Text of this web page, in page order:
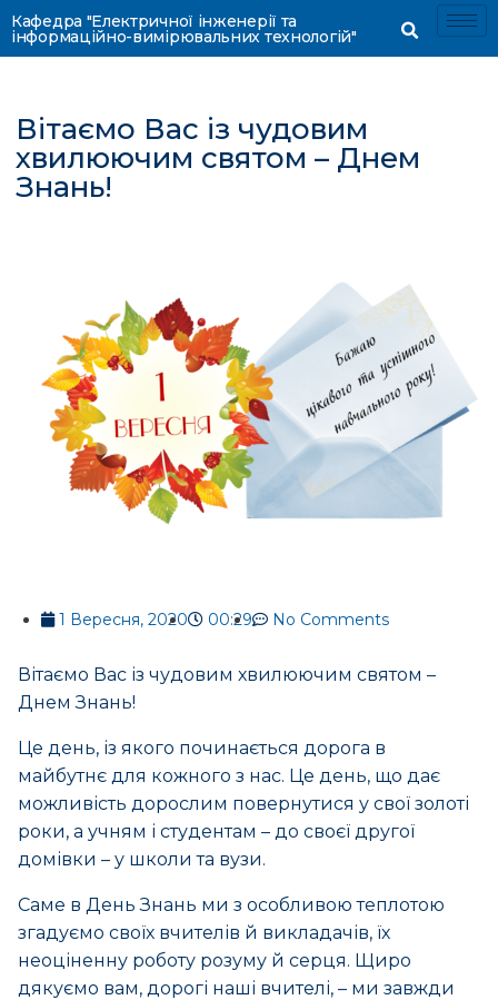
Кафедра "Електричної інженерії та
інформаційно-вимірювальних технологій"
Вітаємо Вас із чудовим
хвилюючим святом – Днем
Знань!
1 Вересня, 2020 00:29 No Comments
Вітаємо Вас із чудовим хвилюючим святом –
Днем Знань!
Це день, із якого починається дорога в
майбутнє для кожного з нас. Це день, що дає
можливість дорослим повернутися у свої золоті
роки, а учням і студентам – до своєї другої
домівки – у школи та вузи.
Саме в День Знань ми з особливою теплотою
згадуємо своїх вчителів й викладачів, їх
неоціненну роботу розуму й серця. Щиро
дякуємо вам, дорогі наші вчителі, – ми завжди